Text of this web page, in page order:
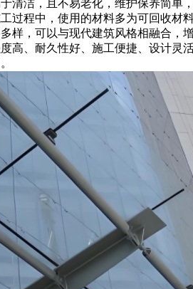
洁，且不易老化，维护保养简单，
程中，使用的材料多为可回收材
，可以与现代建筑风格相融合，增
、耐久性好、施工便捷、设计灵